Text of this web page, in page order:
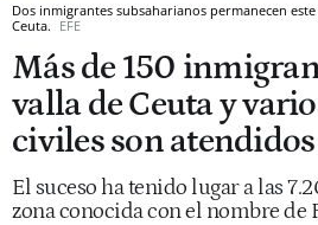
Dos inmigrantes subsaharianos permanecen
Ceuta. EFE
Más de 150
valla de Ceuta y
civiles son
El suceso ha tenido lugar a las
zona conocida con el nombre de